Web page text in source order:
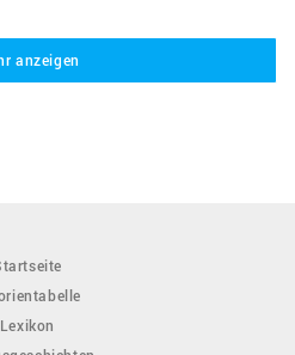
Peak
anzeigen
Lexikon